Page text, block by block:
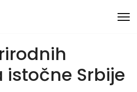
Srbije